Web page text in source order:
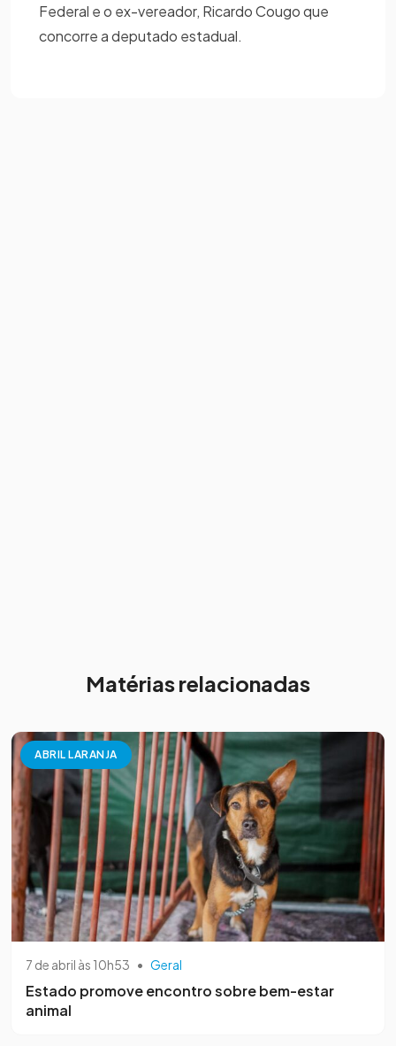
Federal e o ex-vereador, Ricardo Cougo que
concorre a deputado estadual.
Matérias relacionadas
ABRIL LARANJA
7 de abril às 10h53 • Geral
Estado promove encontro sobre bem-estar
animal